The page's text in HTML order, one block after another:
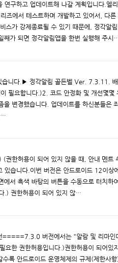
구하고 업데이트해 나갈 계획입니다.엘
즈에서 테스트하며 개발하고 있어서, 다른
스가 강제종료될 수 있기 때문에, 정각알
째가 되면 정각알림앱을 한번 실행해 주시
습니다.▶ 정각알림 골든벨 Ver. 7.3.11.
필요합니다.)2. 코드 안정화 및 개선몇몇
변경했습니다. 업데이트를 하신분들은
…
한허용이 되어 있지 않을 때, 안내 멘트
습니다.이번 버전은 안드로이드 12이상
서 흑색 바탕의 버튼을 수동으로 터치하
.) 권한허용이 되어 있지 않…
버전에서는 "알람 및 리마인
요한 권한허용입니다.)권한허용이 되어있
록 안드로이드 운영체제의 규제(제한사